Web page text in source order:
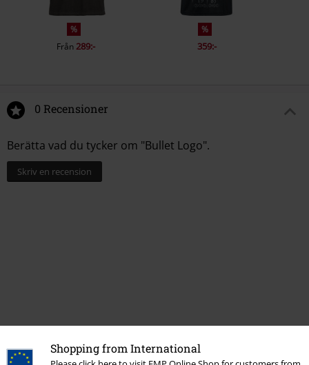
Shopping from International
%
Från 289:-
%
359:-
0 Recensioner
Berätta vad du tycker om "Bullet Logo".
Skriv en recension
More categories. More options.